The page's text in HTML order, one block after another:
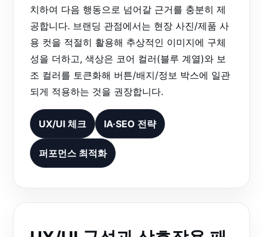
치하여 다음 행동으로 넘어갈 근거를 충분히 제
공합니다. 브랜딩 관점에서는 현장 사진/제품 사
용 컷을 적절히 활용해 추상적인 이미지에 구체
성을 더하고, 색상은 코어 컬러(블루 계열)와 보
조 컬러를 토큰화해 버튼/배지/정보 박스에 일관
되게 적용하는 것을 권장합니다.
UX/UI 체크 IA·SEO 전략
퍼포먼스 최적화